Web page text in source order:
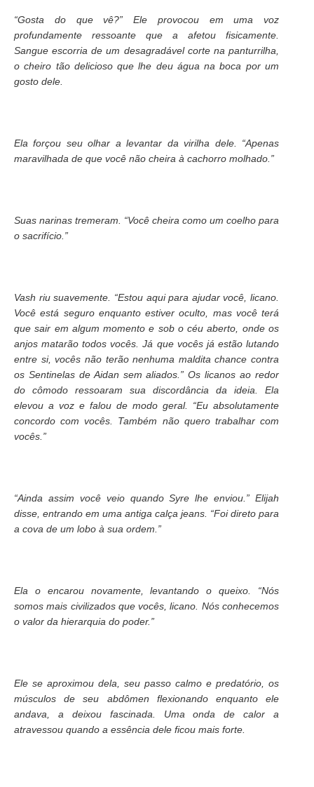
“Gosta do que vê?” Ele provocou em uma voz
profundamente ressoante que a afetou fisicamente.
Sangue escorria de um desagradável corte na panturrilha,
o cheiro tão delicioso que lhe deu água na boca por um
gosto dele.
Ela forçou seu olhar a levantar da virilha dele. “Apenas
maravilhada de que você não cheira à cachorro molhado.”
Suas narinas tremeram. “Você cheira como um coelho para
o sacrifício.”
Vash riu suavemente. “Estou aqui para ajudar você, licano.
Você está seguro enquanto estiver oculto, mas você terá
que sair em algum momento e sob o céu aberto, onde os
anjos matarão todos vocês. Já que vocês já estão lutando
entre si, vocês não terão nenhuma maldita chance contra
os Sentinelas de Aidan sem aliados.” Os licanos ao redor
do cômodo ressoaram sua discordância da ideia. Ela
elevou a voz e falou de modo geral. “Eu absolutamente
concordo com vocês. Também não quero trabalhar com
vocês.”
“Ainda assim você veio quando Syre lhe enviou.” Elijah
disse, entrando em uma antiga calça jeans. “Foi direto para
a cova de um lobo à sua ordem.”
Ela o encarou novamente, levantando o queixo. “Nós
somos mais civilizados que vocês, licano. Nós conhecemos
o valor da hierarquia do poder.”
Ele se aproximou dela, seu passo calmo e predatório, os
músculos de seu abdômen flexionando enquanto ele
andava, a deixou fascinada. Uma onda de calor a
atravessou quando a essência dele ficou mais forte.